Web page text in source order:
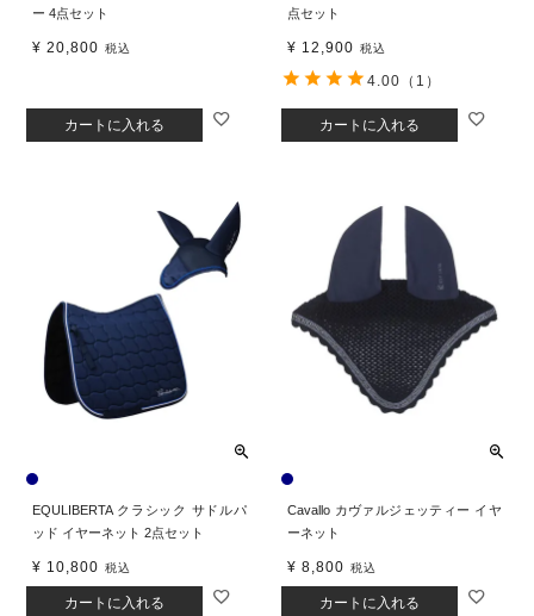
ー 4点セット
¥ 20,800 税込
カートに入れる
点セット
¥ 12,900 税込
カートに入れる
4.00 （1）
EQULIBERTA クラシック サドルパ
ッド イヤーネット 2点セット
¥ 10,800 税込
カートに入れる
Cavallo カヴァルジェッティー イヤ
ーネット
¥ 8,800 税込
カートに入れる